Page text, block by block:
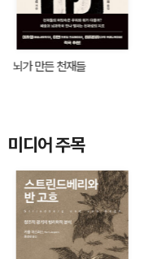
뇌가 만든 천재들
미디어 주목